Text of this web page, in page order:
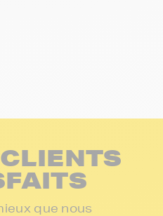
que nous